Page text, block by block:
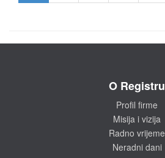
O Registru
Profil firme
Misija i vizija
Radno vrijeme
Neradni dani